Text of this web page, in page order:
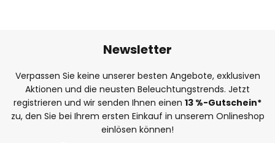
Newsletter
Verpassen Sie keine unserer besten Angebote, exklusiven
Aktionen und die neusten Beleuchtungstrends. Jetzt
registrieren und wir senden Ihnen einen 13 %-Gutschein*
zu, den Sie bei Ihrem ersten Einkauf in unserem Onlineshop
einlösen können!